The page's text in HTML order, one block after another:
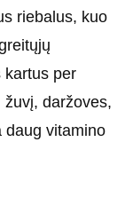
riebalus, kuo
kartus per
daržoves,
daug vitamino